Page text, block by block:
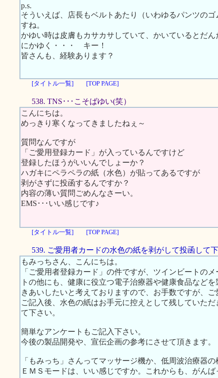
p.s.
そういえば、店長もベルトあたり（いわゆるパンツの
すね。
かゆい時は皮膚もカサカサしていて、かいているとだ
にかゆく・・・ キー！
皆さんも、経験あります？
[タイトル一覧] [TOP PAGE]
538. TNS･･･こそばゆい(笑）
こんにちは。
めっきり寒くなってきましたねぇ～
質問なんですが
「ご愛用登録カード」が入っているんですけど
登録したほうがいいんでしょーか？
ハガキにペラペラの紙（水色）が貼ってあるですが
剥がさずに投函するんですか？
内容の薄い質問ごめんなさーい。
EMS･･･いい感じです♪
[タイトル一覧] [TOP PAGE]
539. ご愛用者カードの水色の紙を剥がして投函して
もみっちさん、こんにちは。
「ご愛用者登録カード」の件ですが、ツインビートの
トの他にも、健康に役立つ電子治療器や健康食品など
きあいしたいと考えておりますので、お手数ですが、
ご記入後、水色の紙はお手元に控えとして残していた
て下さい。
簡単なアンケートもご記入下さい。
今後の製品開発や、宣伝企画の参考にさせて頂きます。
「もみっち」さんってマッサージ機か、低周波治療器
ＥＭＳモードは、いい感じですか。これからも、がん